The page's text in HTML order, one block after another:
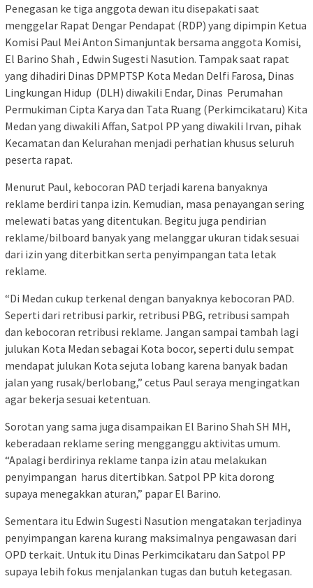
Penegasan ke tiga anggota dewan itu disepakati saat
menggelar Rapat Dengar Pendapat (RDP) yang dipimpin Ketua
Komisi Paul Mei Anton Simanjuntak bersama anggota Komisi,
El Barino Shah , Edwin Sugesti Nasution. Tampak saat rapat
yang dihadiri Dinas DPMPTSP Kota Medan Delfi Farosa, Dinas
Lingkungan Hidup (DLH) diwakili Endar, Dinas Perumahan
Permukiman Cipta Karya dan Tata Ruang (Perkimcikataru) Kita
Medan yang diwakili Affan, Satpol PP yang diwakili Irvan, pihak
Kecamatan dan Kelurahan menjadi perhatian khusus seluruh
peserta rapat.
Menurut Paul, kebocoran PAD terjadi karena banyaknya
reklame berdiri tanpa izin. Kemudian, masa penayangan sering
melewati batas yang ditentukan. Begitu juga pendirian
reklame/bilboard banyak yang melanggar ukuran tidak sesuai
dari izin yang diterbitkan serta penyimpangan tata letak
reklame.
“Di Medan cukup terkenal dengan banyaknya kebocoran PAD.
Seperti dari retribusi parkir, retribusi PBG, retribusi sampah
dan kebocoran retribusi reklame. Jangan sampai tambah lagi
julukan Kota Medan sebagai Kota bocor, seperti dulu sempat
mendapat julukan Kota sejuta lobang karena banyak badan
jalan yang rusak/berlobang,” cetus Paul seraya mengingatkan
agar bekerja sesuai ketentuan.
Sorotan yang sama juga disampaikan El Barino Shah SH MH,
keberadaan reklame sering mengganggu aktivitas umum.
“Apalagi berdirinya reklame tanpa izin atau melakukan
penyimpangan harus ditertibkan. Satpol PP kita dorong
supaya menegakkan aturan,” papar El Barino.
Sementara itu Edwin Sugesti Nasution mengatakan terjadinya
penyimpangan karena kurang maksimalnya pengawasan dari
OPD terkait. Untuk itu Dinas Perkimcikataru dan Satpol PP
supaya lebih fokus menjalankan tugas dan butuh ketegasan.